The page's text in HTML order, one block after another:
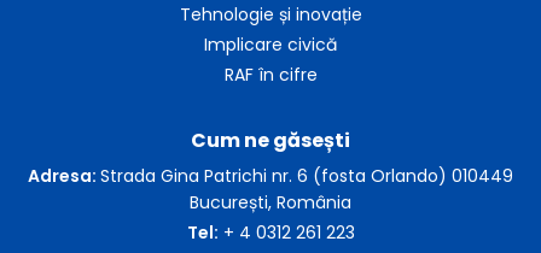
Tehnologie și inovație
Implicare civică
RAF în cifre
Cum ne găsești
Adresa: Strada Gina Patrichi nr. 6 (fosta Orlando) 010449
București, România
Tel: + 4 0312 261 223